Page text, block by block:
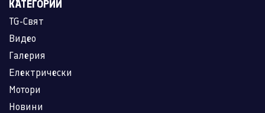
КАТЕГОРИИ
TG-Свят
Видео
Галерия
Електрически
Мотори
Новини